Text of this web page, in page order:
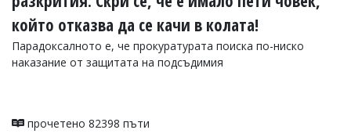
Коментарите
под
статиите
се
редакцията
който отказва да се качи в колата!
Парадоксалното е, че прокуратурата поиска по-ниско
наказание от защитата на подсъдимия
прочетено 82398 пъти